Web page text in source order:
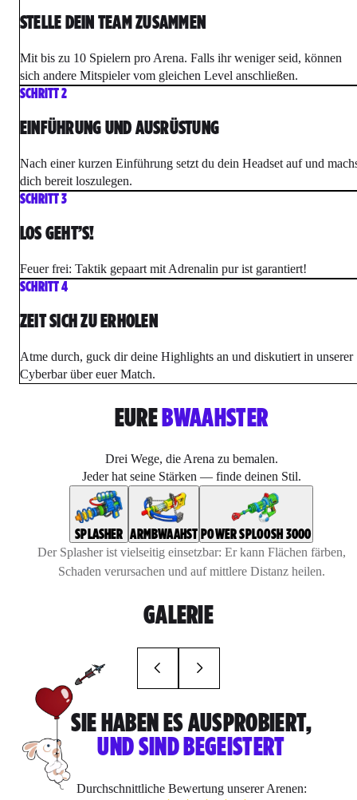
STELLE DEIN TEAM ZUSAMMEN
Mit bis zu 10 Spielern pro Arena. Falls ihr weniger seid, können
sich andere Mitspieler vom gleichen Level anschließen.
SCHRITT 2
EINFÜHRUNG UND AUSRÜSTUNG
Nach einer kurzen Einführung setzt du dein Headset auf und
dich bereit loszulegen.
SCHRITT 3
LOS GEHT’S!
Feuer frei: Taktik gepaart mit Adrenalin pur ist garantiert!
SCHRITT 4
ZEIT SICH ZU ERHOLEN
Atme durch, guck dir deine Highlights an und diskutiert in unserer
Cyberbar über euer Match.
EUREBWAAHSTER
Drei Wege, die Arena zu bemalen.
Jeder hat seine Stärken — finde deinen Stil.
SPLASHER ARMBWAAHST POWER SPLOOSH 3000
Der Splasher ist vielseitig einsetzbar: Er kann Flächen färben,
Schaden verursachen und auf mittlere Distanz heilen.
GALERIE
SIE HABEN ES AUSPROBIERT,
UND SIND BEGEISTERT
Durchschnittliche Bewertung unserer Arenen: